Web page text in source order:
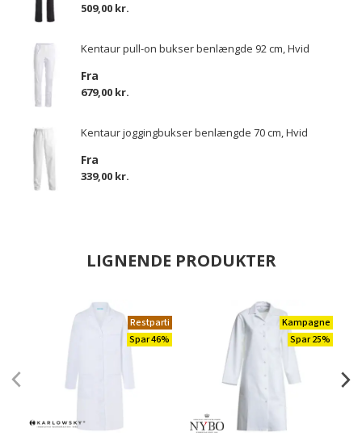
509,00 kr.
Kentaur pull-on bukser benlængde 92 cm, Hvid
Fra
679,00 kr.
Kentaur joggingbukser benlængde 70 cm, Hvid
Fra
339,00 kr.
LIGNENDE PRODUKTER
Restparti
Spar 46%
Kampagne
Spar 25%